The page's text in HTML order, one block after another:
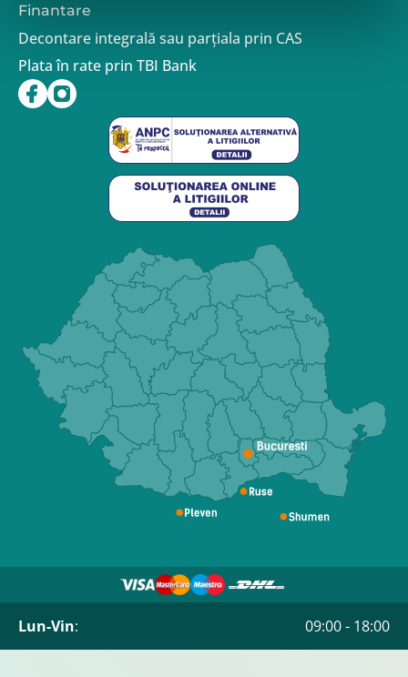
Finantare
Decontare integrală sau parțiala prin CAS
Plata în rate prin TBI Bank
Lun-Vin: 09:00 - 18:00